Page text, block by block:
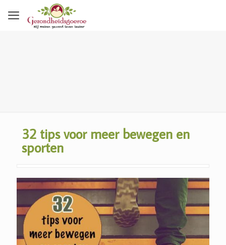
32 tips voor meer bewegen en
sporten